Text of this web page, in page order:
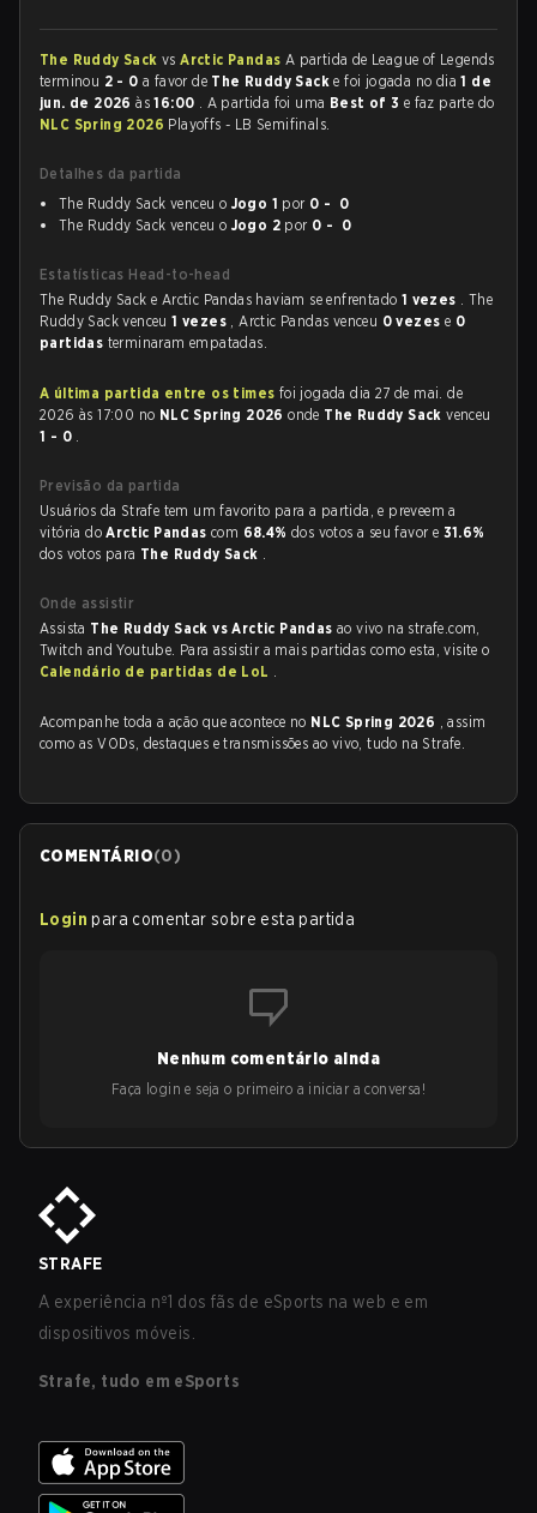
The Ruddy Sack vsArctic Pandas A partida de League of Legends
terminou 2 - 0 a favor de The Ruddy Sacke foi jogada no dia1 de
jun. de 2026às16:00 . A partida foi uma Best of 3 e faz parte do
NLC Spring 2026 Playoffs - LB Semifinals.
Detalhes da partida
The Ruddy Sack venceu o Jogo 1 por 0 - 0
The Ruddy Sack venceu o Jogo 2 por 0 - 0
Estatísticas Head-to-head
The Ruddy Sack e Arctic Pandas haviam se enfrentado 1 vezes . The
Ruddy Sack venceu1 vezes , Arctic Pandas venceu 0 vezes e 0
partidas terminaram empatadas.
A última partida entre os times foi jogada dia 27 de mai. de
2026 às 17:00 no NLC Spring 2026onde The Ruddy Sackvenceu
1 - 0 .
Previsão da partida
Usuários da Strafe tem um favorito para a partida, e preveem a
vitória doArctic Pandascom 68.4%dos votos a seu favor e 31.6%
dos votos para The Ruddy Sack .
Onde assistir
Assista The Ruddy Sack vs Arctic Pandasao vivo na strafe.com,
Twitch and Youtube. Para assistir a mais partidas como esta, visite o
Calendário de partidas de LoL .
Acompanhe toda a ação que acontece no NLC Spring 2026 , assim
como as VODs, destaques e transmissões ao vivo, tudo na Strafe.
COMENTÁRIO(0)
Login para comentar sobre esta partida
Nenhum comentário ainda
Faça login e seja o primeiro a iniciar a conversa!
STRAFE
A experiência nº1 dos fãs de eSports na web e em
dispositivos móveis.
Strafe, tudo em eSports